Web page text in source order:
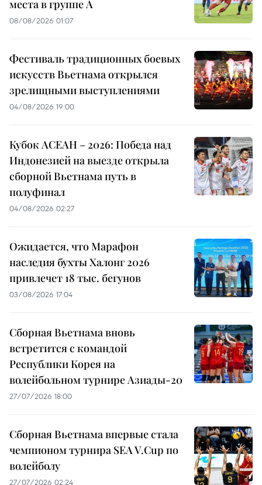
места в группе A
08/08/2026 01:07
Фестиваль традиционных боевых
искусств Вьетнама открылся
зрелищными выступлениями
04/08/2026 19:00
Кубок АСЕАН – 2026: Победа над
Индонезией на выезде открыла
сборной Вьетнама путь в
полуфинал
04/08/2026 02:27
Ожидается, что Марафон
наследия бухты Халонг 2026
привлечет 18 тыс. бегунов
03/08/2026 17:04
Сборная Вьетнама вновь
встретится с командой
Республики Корея на
волейбольном турнире Азиады-20
27/07/2026 18:00
Сборная Вьетнама впервые стала
чемпионом турнира SEA V.Cup по
волейболу
27/07/2026 02:24